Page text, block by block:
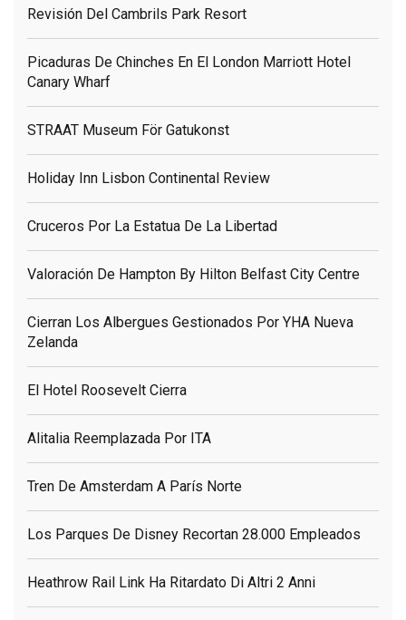
Revisión Del Cambrils Park Resort
Picaduras De Chinches En El London Marriott Hotel
Canary Wharf
STRAAT Museum För Gatukonst
Holiday Inn Lisbon Continental Review
Cruceros Por La Estatua De La Libertad
Valoración De Hampton By Hilton Belfast City Centre
Cierran Los Albergues Gestionados Por YHA Nueva
Zelanda
El Hotel Roosevelt Cierra
Alitalia Reemplazada Por ITA
Tren De Amsterdam A París Norte
Los Parques De Disney Recortan 28.000 Empleados
Heathrow Rail Link Ha Ritardato Di Altri 2 Anni